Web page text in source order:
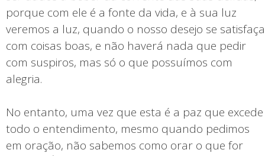
porque com ele é a fonte da vida, e à sua luz
veremos a luz, quando o nosso desejo se satisfaça
com coisas boas, e não haverá nada que pedir
com suspiros, mas só o que possuímos com
alegria.
No entanto, uma vez que esta é a paz que excede
todo o entendimento, mesmo quando pedimos
em oração, não sabemos como orar o que for